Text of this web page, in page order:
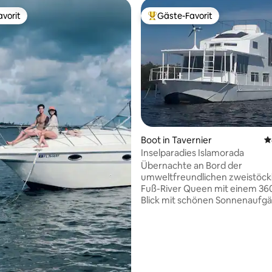
4,97 von 5, 224 Bewertungen
Beliebter Gäste-Favorit.
Gäste-Favorit
Boot in Tavernier
Inselparadies Islamorada
Übernachte an Bord der
umweltfreundlichen
Fuß-River Queen mit einem
Blick mit schönen